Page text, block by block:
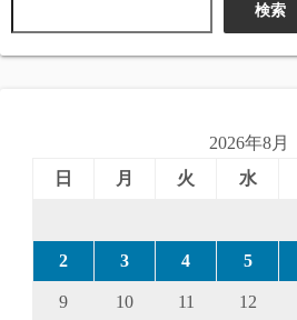
検索
2026年8月
日
月 火 水
2 3 4 5
9 10 11 12